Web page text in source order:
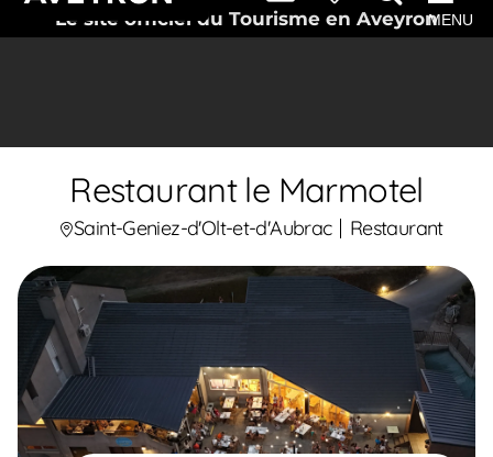
Le site officiel du Tourisme en AveyronMENU
Restaurant le Marmotel
Saint-Geniez-d'Olt-et-d'Aubrac Restaurant